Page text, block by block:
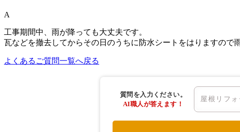
A
工事期間中、雨が降っても大丈夫です。
瓦などを撤去してからその日のうちに防水シートをはりますので
よくあるご質問一覧へ戻る
質問を入力ください。
AI職人が答えます！